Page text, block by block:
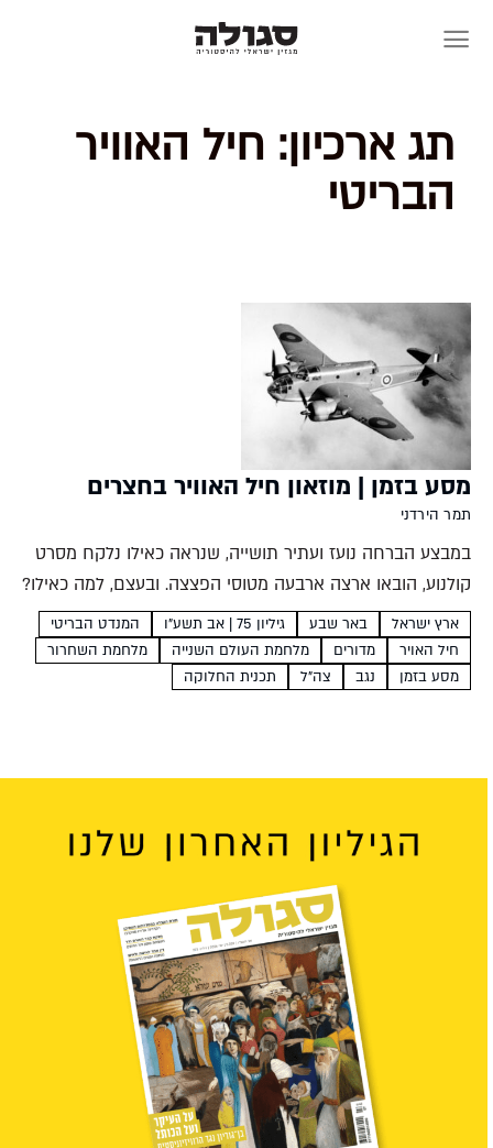
תג ארכיון: חיל האוויר
הבריטי
מסע בזמן | מוזאון חיל האוויר בחצרים
תמר הירדני
במבצע הברחה נועז ועתיר תושייה, שנראה כאילו נלקח מסרט
קולנוע, הובאו ארצה ארבעה מטוסי הפצצה. ובעצם, למה כאילו?
סרט קולנוע היה אכן מעורב במבצע, לצד טייס יהודי ממולח
ויפהפייה ניו זילנדית תמר הירדני לאן נוסעים?...
ארץ ישראל באר שבע גיליון 75 | אב תשע"ו
המנדט הבריטי
חיל האויר
מדורים מלחמת העולם השנייה
מלחמת השחרור
מסע בזמן
נגב צה"ל תכנית החלוקה